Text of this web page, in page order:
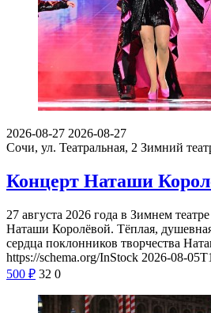
2026-08-27 2026-08-27
Сочи, ул. Театральная, 2 Зимний
Концерт Наташи
27 августа 2026 года в Зимнем
Наташи Королёвой. Тёплая,
сердца поклонников творчества
https://schema.org/InStock 2026-08-
500 ₽ 32 0